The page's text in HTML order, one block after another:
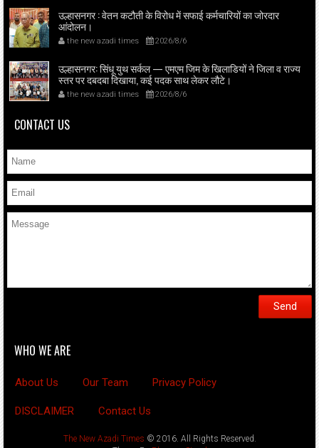
उल्हासनगर : वेतन कटौती के विरोध में सफाई कर्मचारियों का जोरदार
आंदोलन।
the new azadi times 2026/8/6
उल्हासनगर: सिंधू युथ सर्कल — एमएम जिम के खिलाडियों ने जिला व राज्य
स्तर पर दबदबा दिखाया, कई पदक साथ लेकर लौटे।
the new azadi times 2026/8/6
CONTACT US
WHO WE ARE
About Us Our Team Privacy Policy
DISCLAIMER Contact Us
The New Azadi Times © 2016. All Rights Reserved.